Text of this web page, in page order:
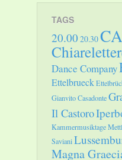
TAGS
20.00 20.30
Dance Company
Ettelbrueck
Gianvito Casadonte
Il Castoro
Kammermusiktage
Saviani
Magna